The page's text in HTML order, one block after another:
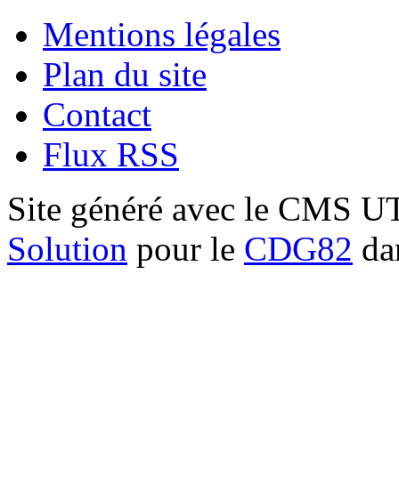
Mentions légales
Plan du site
Contact
Flux RSS
Site généré avec le CMS
Solution pour le CDG82